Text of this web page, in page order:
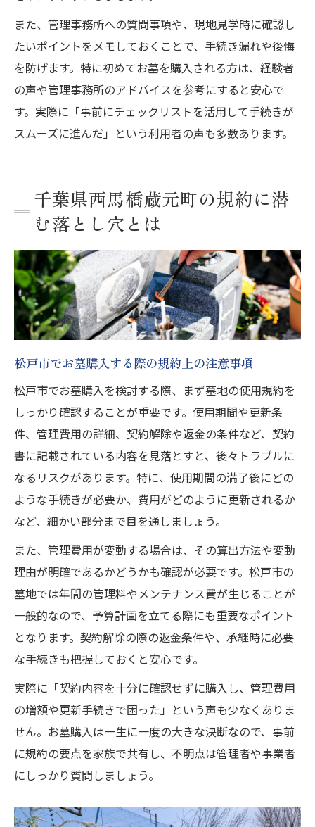
また、管理事務所への質問事項や、現地見学時に確認し
たいポイントをメモしておくことで、手続き漏れや後悔
を防げます。特に初めてお墓を購入される方は、経験者
の声や管理事務所のアドバイスを参考にすると安心で
す。実際に「事前にチェックリストを活用して手続きが
スムーズに進んだ」という利用者の声も多数あります。
千葉県西馬橋蔵元町の規約に潜
む落とし穴とは
松戸市でお墓購入する際の規約上の注意事項
松戸市でお墓購入を検討する際、まず墓地の使用規約を
しっかり確認することが重要です。使用期間や更新条
件、管理費用の詳細、契約解除や返金の条件など、契約
書に記載されている内容を見落とすと、後々トラブルに
なるリスクがあります。特に、使用期間の満了後にどの
ような手続きが必要か、費用がどのように更新されるか
など、細かい部分まで目を通しましょう。
また、管理費用が変動する場合は、その算出方法や変動
理由が明確であるかどうかも確認が必要です。松戸市の
墓地では年間の管理料やメンテナンス費が生じることが
一般的なので、予算計画を立てる際にも重要なポイント
となります。契約解除の際の返金条件や、承継時に必要
な手続きも把握しておくと安心です。
実際に「契約内容を十分に確認せずに購入し、管理費用
の増額や更新手続きで困った」という声も少なくありま
せん。お墓購入は一生に一度の大きな決断なので、事前
に規約の要点を家族で共有し、不明点は管理者や事業者
にしっかり質問しましょう。